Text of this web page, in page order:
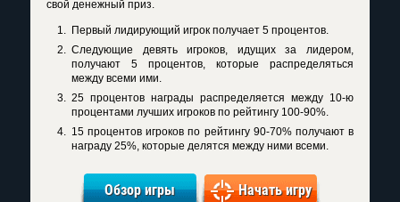
свой денежный приз.
Первый лидирующий игрок получает 5 процентов.
Следующие девять игроков, идущих за лидером,
получают 5 процентов, которые распределяться
между всеми ими.
25 процентов награды распределяется между 10-ю
процентами лучших игроков по рейтингу 100-90%.
15 процентов игроков по рейтингу 90-70% получают в
награду 25%, которые делятся между ними всеми.
Обзор игры Начать игру